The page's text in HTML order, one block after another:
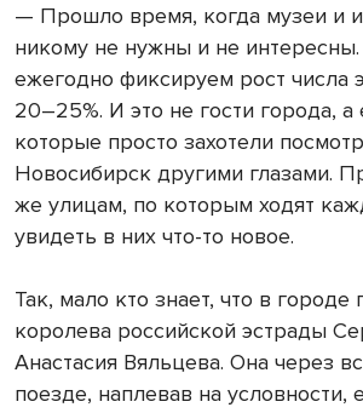
— Прошло время, когда музеи и
никому не нужны и не
ежегодно фиксируем рост числа
20–25%. И это не гости города, а
которые просто захотели
Новосибирск другими глазами.
же улицам, по которым ходят
увидеть в них что-то новое.
Так, мало кто знает, что в
королева российской эстрады
Анастасия Вяльцева. Она через
поезде, наплевав на условности,